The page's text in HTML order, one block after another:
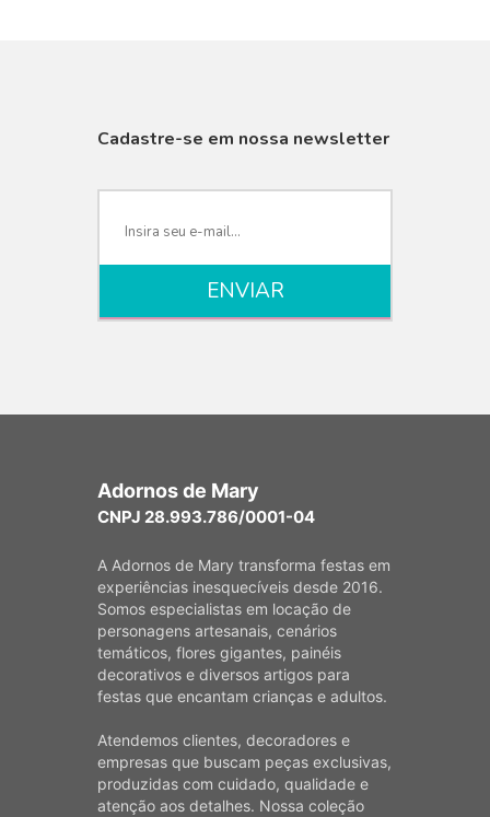
Cadastre-se em nossa newsletter
Adornos de Mary
CNPJ 28.993.786/0001-04
A Adornos de Mary transforma festas em
experiências inesquecíveis desde 2016.
Somos especialistas em locação de
personagens artesanais, cenários
temáticos, flores gigantes, painéis
decorativos e diversos artigos para
festas que encantam crianças e adultos.
Atendemos clientes, decoradores e
empresas que buscam peças exclusivas,
produzidas com cuidado, qualidade e
atenção aos detalhes. Nossa coleção